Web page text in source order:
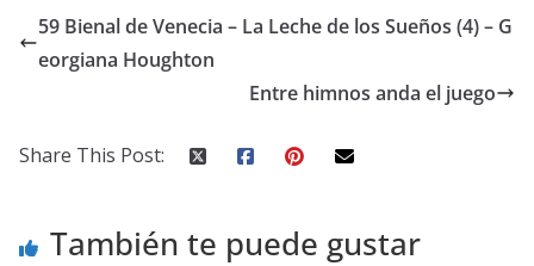
59 Bienal de Venecia – La Leche de los Sueños (4) – G
eorgiana Houghton
Entre himnos anda el juego
Share This Post:
También te puede gustar